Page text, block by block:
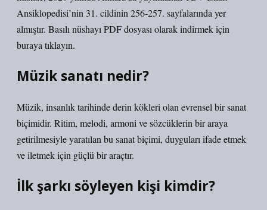
Ansiklopedisi’nin 31. cildinin 256-257. sayfalarında yer
almıştır. Basılı nüshayı PDF dosyası olarak indirmek için
buraya tıklayın.
Müzik sanatı nedir?
Müzik, insanlık tarihinde derin kökleri olan evrensel bir sanat
biçimidir. Ritim, melodi, armoni ve sözcüklerin bir araya
getirilmesiyle yaratılan bu sanat biçimi, duyguları ifade etmek
ve iletmek için güçlü bir araçtır.
İlk şarkı söyleyen kişi kimdir?